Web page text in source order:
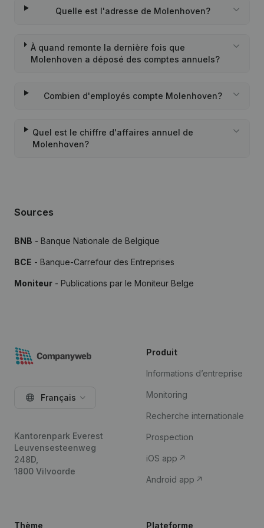
Quelle est l'adresse de Molenhoven?
À quand remonte la dernière fois que
Molenhoven a déposé des comptes annuels?
Combien d'employés compte Molenhoven?
Quel est le chiffre d'affaires annuel de
Molenhoven?
Sources
BNB - Banque Nationale de Belgique
BCE - Banque-Carrefour des Entreprises
Moniteur - Publications par le Moniteur Belge
Français
Kantorenpark Everest
Leuvensesteenweg
248D,
1800 Vilvoorde
Produit
Informations d’entreprise
Monitoring
Recherche internationale
Prospection
iOS app
Android app
Thème Plateforme